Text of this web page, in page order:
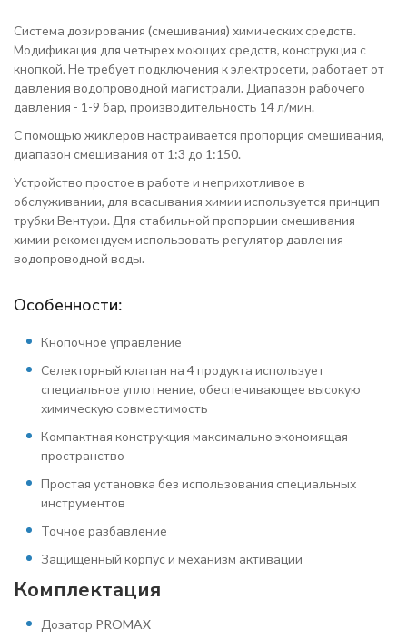
Система дозирования (смешивания) химических средств.
Модификация для четырех моющих средств, конструкция с
кнопкой. Не требует подключения к электросети, работает от
давления водопроводной магистрали. Диапазон рабочего
давления - 1-9 бар, производительность 14 л/мин.
С помощью жиклеров настраивается пропорция смешивания,
диапазон смешивания от 1:3 до 1:150.
Устройство простое в работе и неприхотливое в
обслуживании, для всасывания химии используется принцип
трубки Вентури. Для стабильной пропорции смешивания
химии рекомендуем использовать регулятор давления
водопроводной воды.
Особенности:
Кнопочное управление
Селекторный клапан на 4 продукта использует
специальное уплотнение, обеспечивающее высокую
химическую совместимость
Компактная конструкция максимально экономящая
пространство
Простая установка без использования специальных
инструментов
Точное разбавление
Защищенный корпус и механизм активации
Комплектация
Дозатор PROMAX